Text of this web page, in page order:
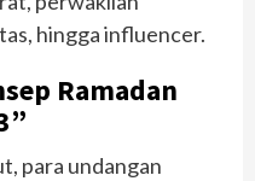
hingga influencer.
Ramadan
para undangan